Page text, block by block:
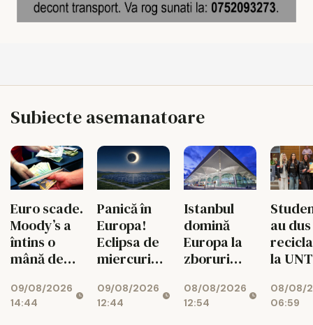
Subiecte asemanatoare
Euro scade.
Moody’s a
întins o
mână de
leului
09/08/2026
14:44
Panică în
Europa!
Eclipsa de
miercuri
sistem deja
împins la
09/08/2026
12:44
Istanbul
domină
Europa la
zboruri
Unde e
Bucureștiul
08/08/2026
12:54
au dus
la
cu
08/08/
06:59